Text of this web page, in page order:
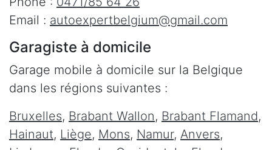
Email : autoexpertbelgium@gmail.com
Garagiste à domicile
Garage mobile à domicile sur la Belgique
dans les régions suivantes :
Bruxelles, Brabant Wallon, Brabant Flamand,
Hainaut, Liège, Mons, Namur, Anvers,